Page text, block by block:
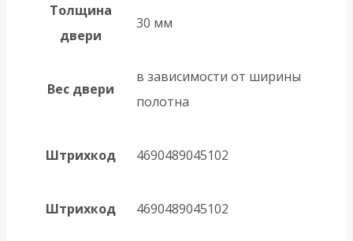
Толщина
двери
30 мм
Вес двери
в зависимости от ширины
полотна
Штрихкод 4690489045102
Штрихкод 4690489045102